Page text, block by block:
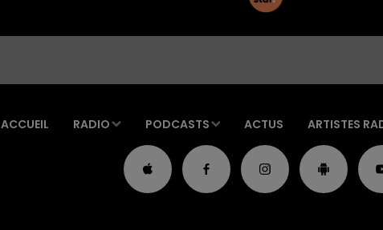
ACCUEIL RADIO PODCASTS ACTUS ARTISTES